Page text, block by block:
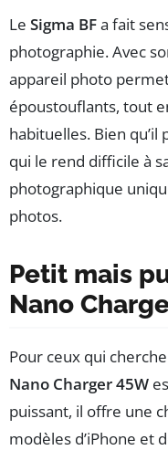
Le Sigma BFa fait
photographie. Avec
appareil photo
époustouflants, tout
habituelles. Bien
qui le rend difficile à
photographique
photos.
Petit mais
Nano
Pour ceux qui
Nano Charger 45W
puissant, il offre une
modèles d’iPhone et